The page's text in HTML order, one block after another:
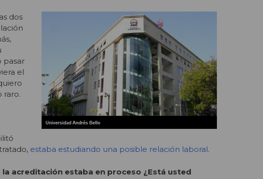
dos
pasar
el
raro.
estaba estudiando una posible relación laboral.
acreditación estaba en proceso ¿Está usted